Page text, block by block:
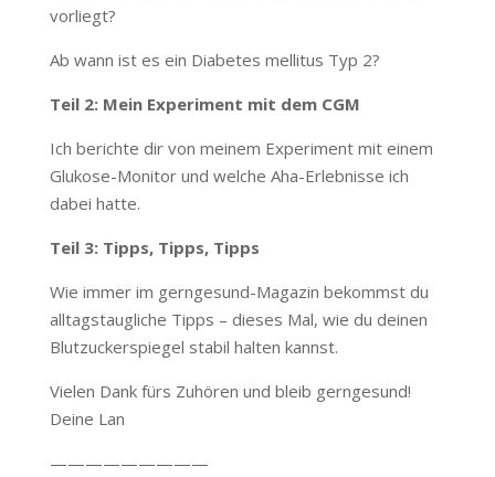
vorliegt?
Ab wann ist es ein Diabetes mellitus Typ 2?
Teil 2: Mein Experiment mit dem CGM
Ich berichte dir von meinem Experiment mit einem
Glukose-Monitor und welche Aha-Erlebnisse ich
dabei hatte.
Teil 3: Tipps, Tipps, Tipps
Wie immer im gerngesund-Magazin bekommst du
alltagstaugliche Tipps – dieses Mal, wie du deinen
Blutzuckerspiegel stabil halten kannst.
Vielen Dank fürs Zuhören und bleib gerngesund!
Deine Lan
—————————